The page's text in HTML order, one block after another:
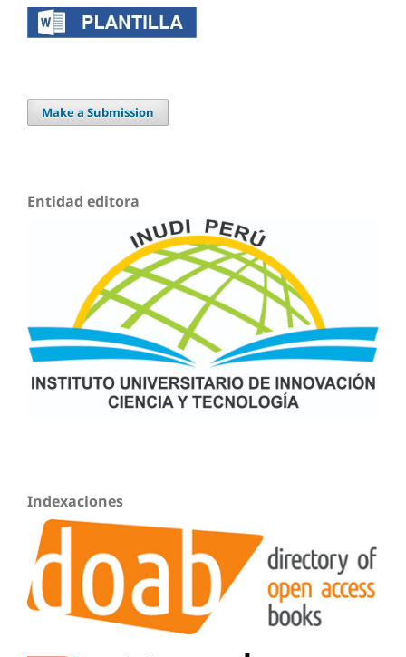
Make a Submission
Entidad editora
Indexaciones